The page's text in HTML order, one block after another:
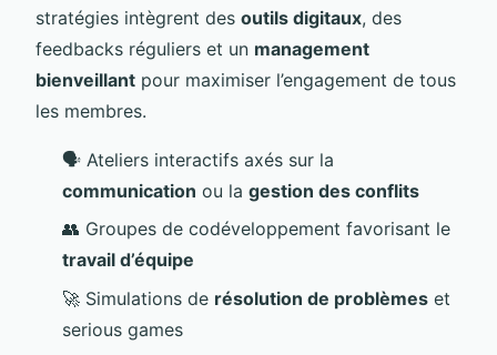
stratégies intègrent des outils digitaux, des
feedbacks réguliers et un management
bienveillant pour maximiser l’engagement de tous
les membres.
🗣️ Ateliers interactifs axés sur la
communication ou la gestion des conflits
👥 Groupes de codéveloppement favorisant le
travail d’équipe
🚀 Simulations de résolution de problèmes et
serious games